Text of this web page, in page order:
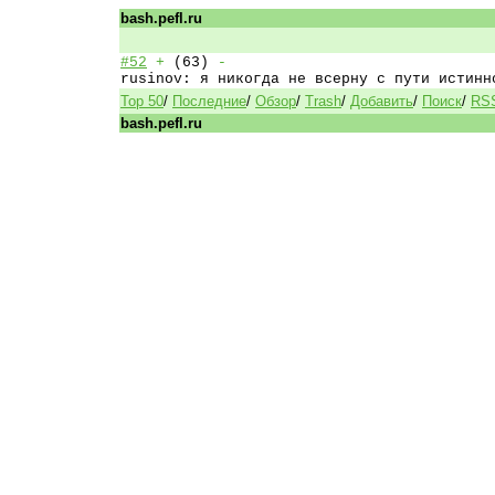
bash.pefl.ru
#52 + (63) -
rusinov: я никогда не всерну с пути
Top 50/ Последние/ Обзор/ Trash/ Добавить/ Поиск/
bash.pefl.ru